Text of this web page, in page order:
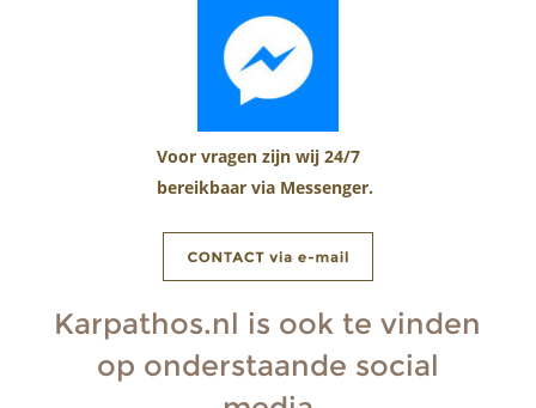
Karpathos.nl is ook te vinden
op onderstaande social
Voor vragen zijn wij 24/7
bereikbaar via Messenger.